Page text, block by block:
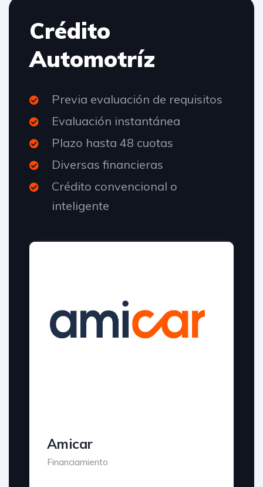
Crédito
Automotríz
Previa evaluación de requisitos
Evaluación instantánea
Plazo hasta 48 cuotas
Diversas financieras
Crédito convencional o
inteligente
Amicar
Financiamiento